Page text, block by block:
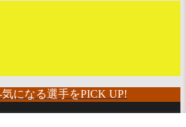
気になる選手をPICK UP!